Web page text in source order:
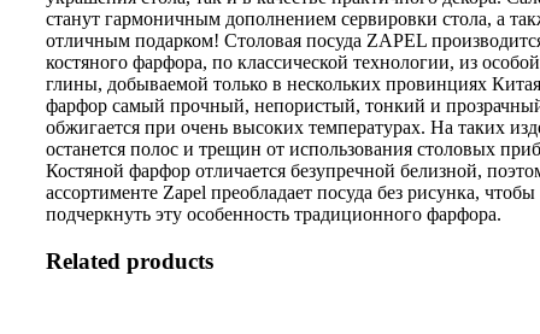
станут гармоничным дополнением сервировки стола, а
отличным подарком! Столовая посуда ZAPEL
костяного фарфора, по классической технологии, из
глины, добываемой только в нескольких провинциях
фарфор самый прочный, непористый, тонкий и
обжигается при очень высоких температурах. На таких
останется полос и трещин от использования столовых
Костяной фарфор отличается безупречной белизной,
ассортименте Zapel преобладает посуда без рисунка, чтобы
подчеркнуть эту особенность традиционного фарфора.
Related products